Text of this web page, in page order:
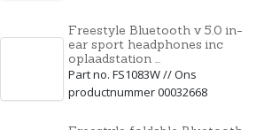
Freestyle Bluetooth v 5.0 in-
ear sport headphones inc
oplaadstation ...
Part no. FS1083W // Ons
productnummer 00032668